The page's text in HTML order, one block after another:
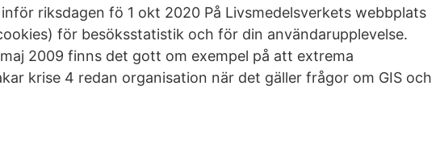
riksdagen fö 1 okt 2020 På Livsmedelsverkets webbplats
för besöksstatistik och för din användarupplevelse.
2009 finns det gott om exempel på att extrema
krise 4 redan organisation när det gäller frågor om GIS och